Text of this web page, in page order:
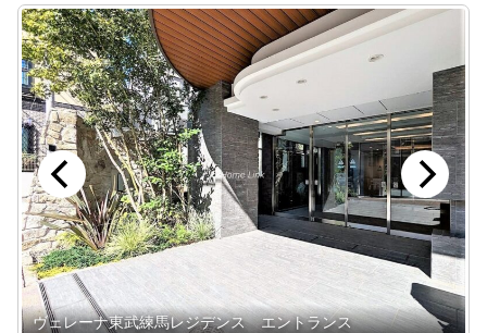
ヴェレーナ東武練馬レジデンス エントランス